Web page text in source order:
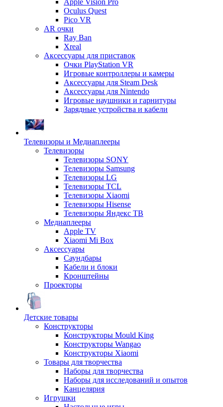
Apple Vision Pro
Oculus Quest
Pico VR
AR очки
Ray Ban
Xreal
Аксессуары для приставок
Очки PlayStation VR
Игровые контроллеры и камеры
Аксессуары для Steam Desk
Аксессуары для Nintendo
Игровые наушники и гарнитуры
Зарядные устройства и кабели
Телевизоры и Медиаплееры
Телевизоры
Телевизоры SONY
Телевизоры Samsung
Телевизоры LG
Телевизоры TCL
Телевизоры Xiaomi
Телевизоры Hisense
Телевизоры Яндекс ТВ
Медиаплееры
Apple TV
Xiaomi Mi Box
Аксессуары
Саундбары
Кабели и блоки
Кронштейны
Проекторы
Детские товары
Конструкторы
Конструкторы Mould King
Конструкторы Wangao
Конструкторы Xiaomi
Товары для творчества
Наборы для творчества
Наборы для исследований и опытов
Канцелярия
Игрушки